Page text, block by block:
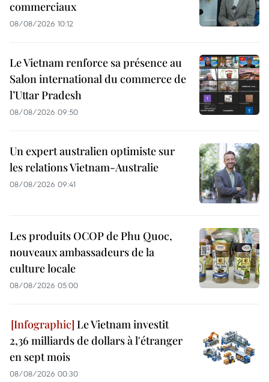
commerciaux
08/08/2026 10:12
Le Vietnam renforce sa présence au
Salon international du commerce de
l’Uttar Pradesh
08/08/2026 09:50
Un expert australien optimiste sur
les relations Vietnam-Australie
08/08/2026 09:41
Les produits OCOP de Phu Quoc,
nouveaux ambassadeurs de la
culture locale
08/08/2026 05:00
Le Vietnam investit
2,36 milliards de dollars à l'étranger
en sept mois
08/08/2026 00:30